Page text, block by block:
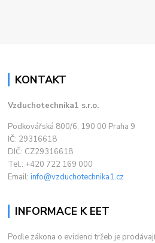
KONTAKT
Vzduchotechnika1 s.r.o.
Podkovářská 800/6, 190 00 Praha 9
IČ: 29316618
DIČ: CZ29316618
Tel.: +420 722 169 000
Email:info@vzduchotechnika1.cz
INFORMACE K EET
Podle zákona o evidenci tržeb je